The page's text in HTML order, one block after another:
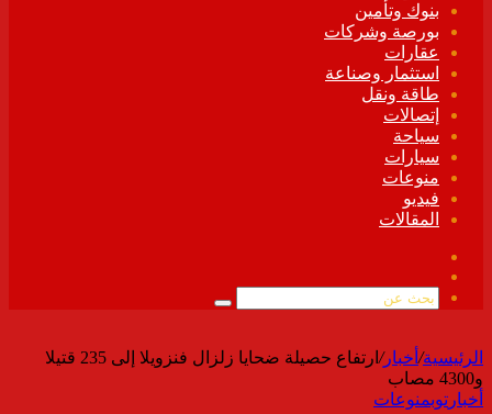
بنوك وتأمين
بورصة وشركات
عقارات
استثمار وصناعة
طاقة ونقل
إتصالات
سياحة
سيارات
منوعات
فيديو
المقالات
الموقع
بحث
الرئيسية/ أخبار/
ارتفاع حصيلة ضحايا زلزال فنزويلا إلى 235 قتيلا
و4300 مصاب
أخبار توبمنوعات